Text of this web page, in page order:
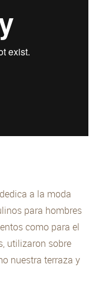
a la moda
para hombres
como para el
utilizaron sobre
nuestra terraza y